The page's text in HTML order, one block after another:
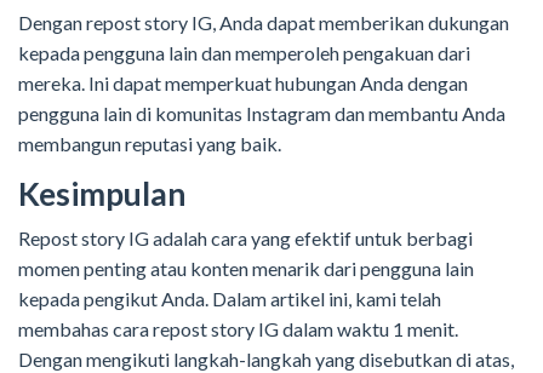
Dengan repost story IG, Anda dapat memberikan dukungan
kepada pengguna lain dan memperoleh pengakuan dari
mereka. Ini dapat memperkuat hubungan Anda dengan
pengguna lain di komunitas Instagram dan membantu Anda
membangun reputasi yang baik.
Kesimpulan
Repost story IG adalah cara yang efektif untuk berbagi
momen penting atau konten menarik dari pengguna lain
kepada pengikut Anda. Dalam artikel ini, kami telah
membahas cara repost story IG dalam waktu 1 menit.
Dengan mengikuti langkah-langkah yang disebutkan di atas,